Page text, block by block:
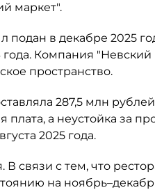
маркет".
в декабре 2025
Компания
пространство.
287,5 млн
а неустойка за
2025 года.
связи с тем, что
на